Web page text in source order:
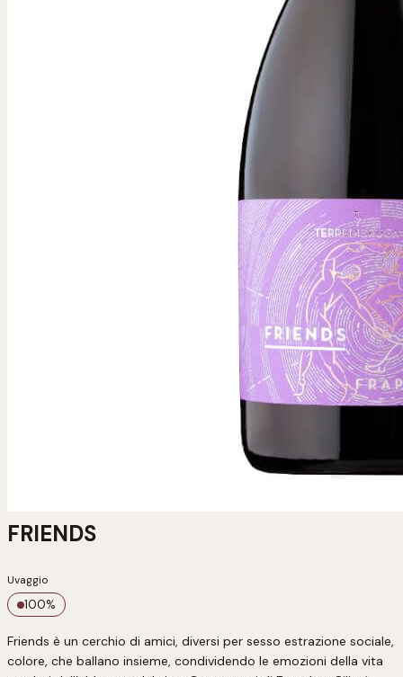
FRIENDS
Uvaggio
100%
Friends è un cerchio di amici, diversi per sesso estrazione sociale,
colore, che ballano insieme, condividendo le emozioni della vita